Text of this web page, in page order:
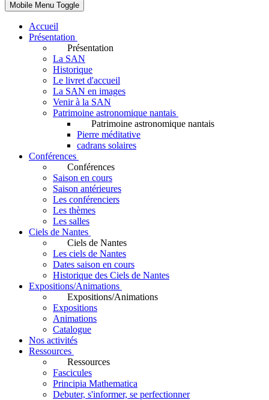
Mobile Menu Toggle
Accueil
Présentation
Présentation
La SAN
Historique
Le livret d'accueil
La SAN en images
Venir à la SAN
Patrimoine astronomique nantais
Patrimoine astronomique nantais
Pierre méditative
cadrans solaires
Conférences
Conférences
Saison en cours
Saison antérieures
Les conférenciers
Les thèmes
Les salles
Ciels de Nantes
Ciels de Nantes
Les ciels de Nantes
Dates saison en cours
Historique des Ciels de Nantes
Expositions/Animations
Expositions/Animations
Expositions
Animations
Catalogue
Nos activités
Ressources
Ressources
Fascicules
Principia Mathematica
Debuter, s'informer, se perfectionner